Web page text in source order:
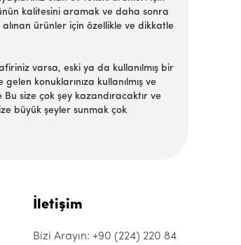
kalitesini aramak ve daha sonra
ürünler için özellikle ve dikkatle
varsa, eski ya da kullanılmış bir
konuklarınıza kullanılmış ve
size çok şey kazandıracaktır ve
büyük şeyler sunmak çok
İletişim
Bizi Arayın: +90 (224) 220 84